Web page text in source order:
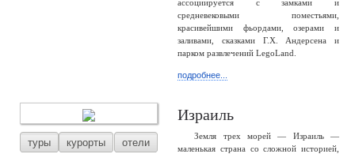
ассоциируется с замками и
средневековыми поместьями,
красивейшими фьордами, озерами и
заливами, сказками Г.Х. Андерсена и
парком развлечений LegoLand.
подробнее...
туры курорты отели
Израиль
Земля трех морей — Израиль —
маленькая страна со сложной историей,